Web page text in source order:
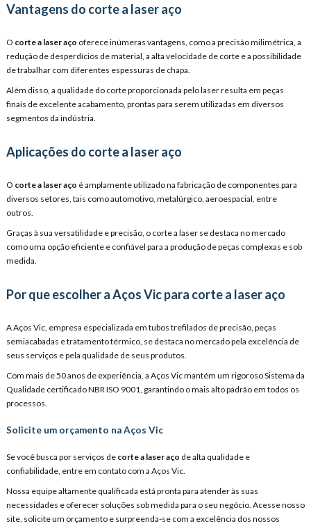
Vantagens do corte a laser aço
O corte a laser aço oferece inúmeras vantagens, como a precisão milimétrica, a
redução de desperdícios de material, a alta velocidade de corte e a possibilidade
de trabalhar com diferentes espessuras de chapa.
Além disso, a qualidade do corte proporcionada pelo laser resulta em peças
finais de excelente acabamento, prontas para serem utilizadas em diversos
segmentos da indústria.
Aplicações do corte a laser aço
O corte a laser aço é amplamente utilizado na fabricação de componentes para
diversos setores, tais como automotivo, metalúrgico, aeroespacial, entre
outros.
Graças à sua versatilidade e precisão, o corte a laser se destaca no mercado
como uma opção eficiente e confiável para a produção de peças complexas e sob
medida.
Por que escolher a Aços Vic para corte a laser aço
A Aços Vic, empresa especializada em tubos trefilados de precisão, peças
semiacabadas e tratamento térmico, se destaca no mercado pela excelência de
seus serviços e pela qualidade de seus produtos.
Com mais de 50 anos de experiência, a Aços Vic mantém um rigoroso Sistema da
Qualidade certificado NBR ISO 9001, garantindo o mais alto padrão em todos os
processos.
Solicite um orçamento na Aços Vic
Se você busca por serviços de corte a laser aço de alta qualidade e
confiabilidade, entre em contato com a Aços Vic.
Nossa equipe altamente qualificada está pronta para atender às suas
necessidades e oferecer soluções sob medida para o seu negócio. Acesse nosso
site, solicite um orçamento e surpreenda-se com a excelência dos nossos